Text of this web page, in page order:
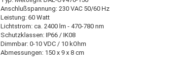
Anschlußspannung: 230 VAC 50/60 Hz
Leistung: 60 Watt
Lichtstrom: ca. 2400 lm - 470-780 nm
Schutzklassen: IP66 / IK08
Dimmbar: 0-10 VDC / 10 kOhm
Abmessungen: 150 x 9 x 8 cm